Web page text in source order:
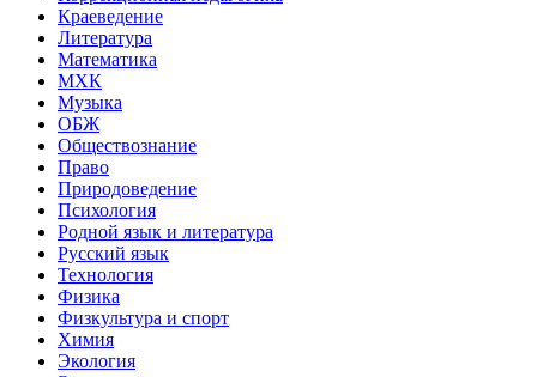
Краеведение
Литература
Математика
МХК
Музыка
ОБЖ
Обществознание
Право
Природоведение
Психология
Родной язык и литература
Русский язык
Технология
Физика
Физкультура и спорт
Химия
Экология